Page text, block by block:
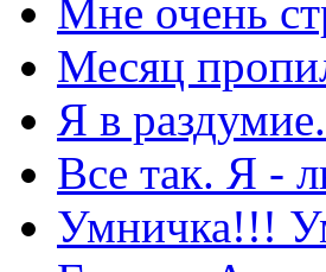
Мне очень
Месяц
Я в
Все так. Я -
Умничка!!!